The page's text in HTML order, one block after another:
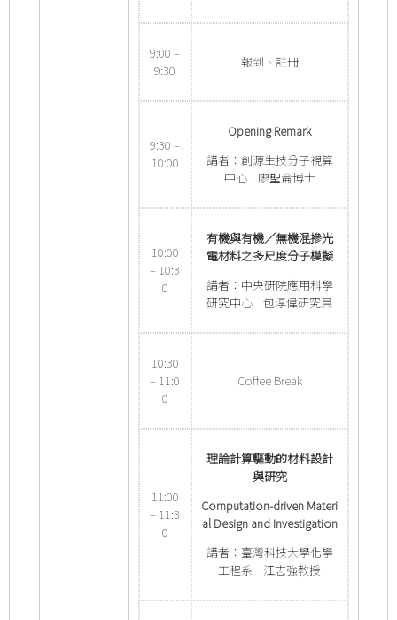
9:00 –
9:30
報到、註冊
9:30 –
10:00
Opening Remark
講者：創源生技分子視算
中心 廖聖侖博士
10:00
– 10:3
0
有機與有機／無機混摻光
電材料之多尺度分子模擬
講者：中央研院應用科學
研究中心 包淳偉研究員
10:30
– 11:0
0
Coffee Break
11:00
– 11:3
0
理論計算驅動的材料設計
與研究
Computation-driven Materi
al Design and Investigation
講者：臺灣科技大學化學
工程系 江志強教授